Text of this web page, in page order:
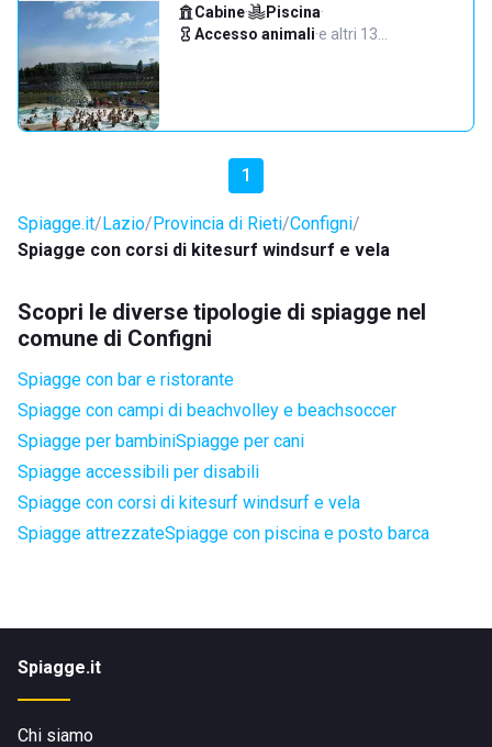
Cabine· Piscina·
Accesso animali·e altri 13…
1
Spiagge.it Lazio Provincia di Rieti Configni
Spiagge con corsi di kitesurf windsurf e vela
Scopri le diverse tipologie di spiagge nel
comune di Configni
Spiagge con bar e ristorante
Spiagge con campi di beachvolley e beachsoccer
Spiagge per bambiniSpiagge per cani
Spiagge accessibili per disabili
Spiagge con corsi di kitesurf windsurf e vela
Spiagge attrezzateSpiagge con piscina e posto barca
Spiagge.it
Chi siamo